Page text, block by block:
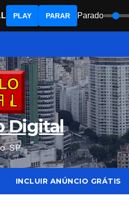
Digital
SP
INCLUIR ANÚNCIO GRÁTIS
PLAY PARAR Parado